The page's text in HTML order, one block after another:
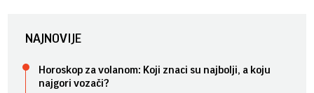
NAJNOVIJE
Horoskop za volanom: Koji znaci su najbolji, a koju
najgori vozači?